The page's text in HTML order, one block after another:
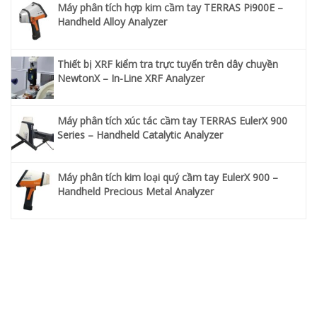
Máy phân tích hợp kim cầm tay TERRAS Pi900E –
Handheld Alloy Analyzer
Thiết bị XRF kiểm tra trực tuyến trên dây chuyền
NewtonX – In-Line XRF Analyzer
Máy phân tích xúc tác cầm tay TERRAS EulerX 900
Series – Handheld Catalytic Analyzer
Máy phân tích kim loại quý cầm tay EulerX 900 –
Handheld Precious Metal Analyzer